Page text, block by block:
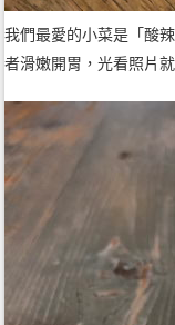
我們最愛的小菜是「酸
者滑嫩開胃，光看照片